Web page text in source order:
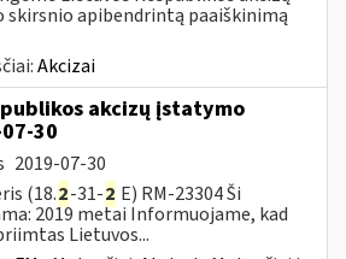
apibendrintą paaiškinimą
Akcizai
akcizų įstatymo
30
2019-07-30
(18.2-31-2 E) RM-23304 Ši
2019 metai Informuojame, kad
Lietuvos...